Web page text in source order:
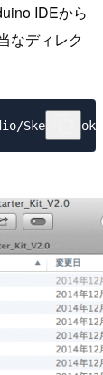
IDEから
なディレク